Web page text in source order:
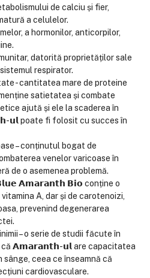
de calciu și fier,
a celulelor.
a hormonilor, anticorpilor,
datorită proprietăților sale
respirator.
- cantitatea mare de proteine
satietatea și combate
ajută și ele la scaderea în
𝘂𝗹 poate fi folosit cu succes în
– conținutul bogat de
venelor varicoase în
de o asemenea problemă.
𝗔𝗺𝗮𝗿𝗮𝗻𝘁𝗵 𝗕𝗶𝗼 conține o
A, dar și de carotenoizi,
prevenind degenerarea
– o serie de studii făcute în
că 𝗔𝗺𝗮𝗿𝗮𝗻𝘁𝗵-𝘂𝗹 are capacitatea
ceea ce înseamnă că
cardiovasculare.